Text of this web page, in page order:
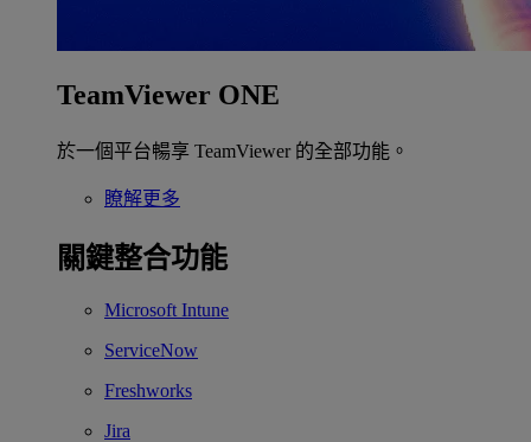
TeamViewer ONE
於一個平台暢享 TeamViewer 的全部功能。
瞭解更多
關鍵整合功能
Microsoft Intune
ServiceNow
Freshworks
Jira